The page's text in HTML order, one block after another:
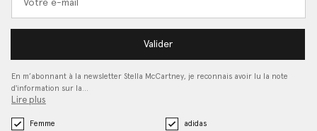
Valider
En m’abonnant à la newsletter Stella McCartney, je reconnais avoir lu la note
d'information sur la…
Lire plus
Femme
adidas